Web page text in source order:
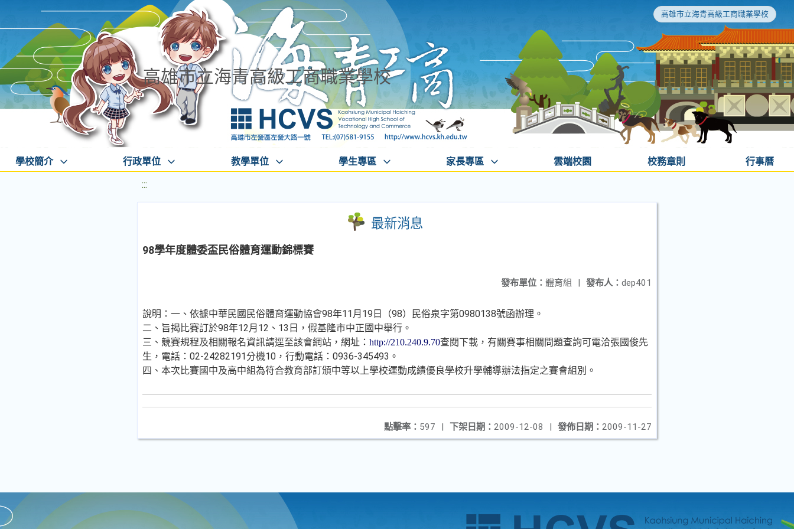
高雄市立海青高級工商職業學校
高雄市立海青高級工商職業學校
學校簡介 行政單位 教學單位 學生專區 家長專區 雲端校園 校務章則 行事曆
:::
最新消息
98學年度體委盃民俗體育運動錦標賽
發布人： dep401
發布單位： 體育組 |
說明：一、依據中華民國民俗體育運動協會98年11月19日（98）民俗泉字第0980138號函辦理。
二、旨揭比賽訂於98年12月12、13日，假基隆市中正國中舉行。
三、競賽規程及相關報名資訊請逕至該會網站，網址： http://210.240.9.70查閱下載，有關賽事相關問題查詢可電洽張國俊先
生，電話：02-24282191分機10，行動電話：0936-345493。
四、本次比賽國中及高中組為符合教育部訂頒中等以上學校運動成績優良學校升學輔導辦法指定之賽會組別。
發佈日期： 2009-11-27
下架日期： 2009-12-08 |
點擊率： 597 |